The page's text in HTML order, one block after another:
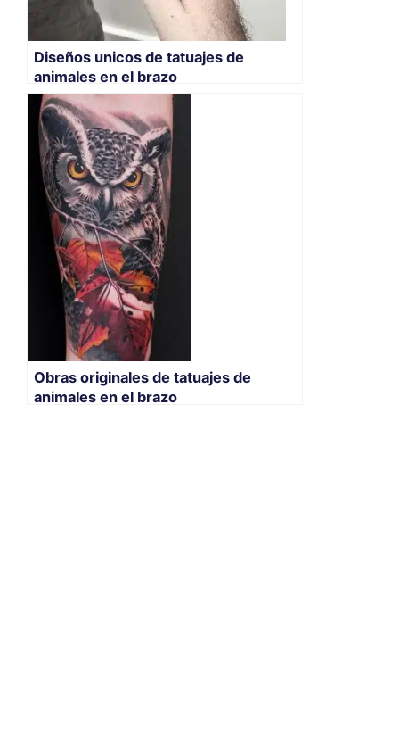
Diseños unicos de tatuajes de
animales en el brazo
Obras originales de tatuajes de
animales en el brazo